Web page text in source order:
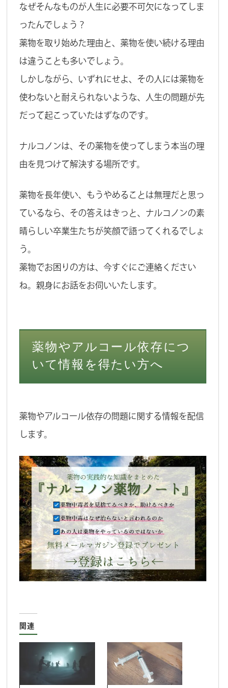
なぜそんなものが人生に必要不可欠になってしま
ったんでしょう？
薬物を取り始めた理由と、薬物を使い続ける理由
は違うことも多いでしょう。
しかしながら、いずれにせよ、その人には薬物を
使わないと耐えられないような、人生の問題が先
だって起こっていたはずなのです。
ナルコノンは、その薬物を使ってしまう本当の理
由を見つけて解決する場所です。
薬物を長年使い、もうやめることは無理だと思っ
ているなら、その答えはきっと、ナルコノンの素
晴らしい卒業生たちが笑顔で語ってくれるでしょ
う。
薬物でお困りの方は、今すぐにご連絡ください
ね。親身にお話をお伺いいたします。
薬物やアルコール依存につ
いて情報を得たい方へ
薬物やアルコール依存の問題に関する情報を配信
します。
関連